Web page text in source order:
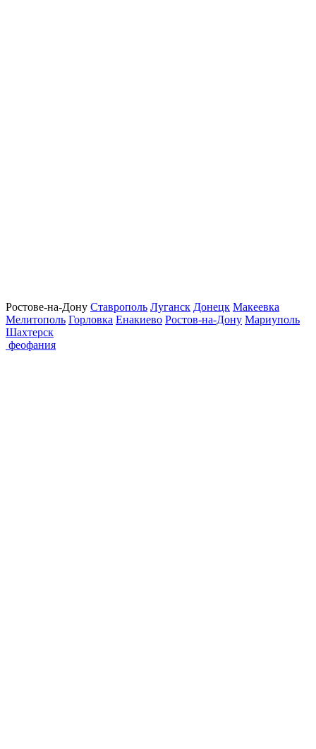
Ростове-на-Дону Ставрополь Луганск Донецк Макеевка
Мелитополь Горловка Енакиево Ростов-на-Дону Мариуполь
Шахтерск
феофания